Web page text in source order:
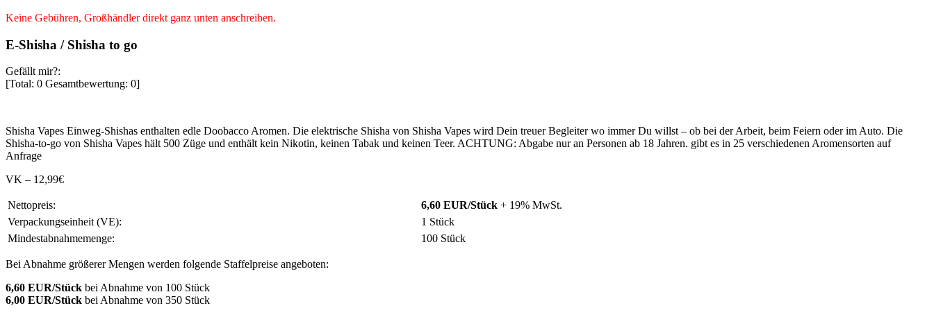
Keine Gebühren, Großhändler direkt ganz unten anschreiben.
E-Shisha / Shisha to go
Gefällt mir?:
[Total: 0 Gesamtbewertung: 0]
Shisha Vapes Einweg-Shishas enthalten edle Doobacco Aromen. Die elektrische Shisha von Shisha Vapes wird Dein treuer Begleiter wo immer Du willst – ob bei der Arbeit, beim Feiern oder im Auto. Die
Shisha-to-go von Shisha Vapes hält 500 Züge und enthält kein Nikotin, keinen Tabak und keinen Teer. ACHTUNG: Abgabe nur an Personen ab 18 Jahren. gibt es in 25 verschiedenen Aromensorten auf
Anfrage
VK – 12,99€
Nettopreis: 6,60 EUR/Stück + 19% MwSt.
Verpackungseinheit (VE):
1 Stück
Mindestabnahmemenge:
100 Stück
Bei Abnahme größerer Mengen werden folgende Staffelpreise angeboten:
6,60 EUR/Stück bei Abnahme von 100 Stück
6,00 EUR/Stück bei Abnahme von 350 Stück